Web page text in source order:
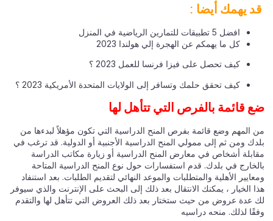
يهمك أيضا :
افضل 5 تطبيقات للتمارين الرياضية في المنزل
كل ما يهمكم عن الهجرة إلي هولندا 2023
كيف تحصل على فيزا فرنسا للعمل 2023 ؟
كيف تحقق حلمك وتسافر إلى الولايات المتحدة الأمريكية 2023 ؟
قائمة بالفرص التي تتأهل لها
المهم وضع قائمة بفرص المنح الدراسية التي تكون مؤهلاً لبدءها من
ومن ثم إلى ممولي المنح الدراسية الأجنبية أو الدولية. قد ترغب في
أشخاص في معارض المنح الدراسية أو زيارة مكاتب الدراسة
في بلدك. قدم استفسارات حول نوع المنح الدراسية المتاحة
الأهلية والمتطلبات والموعد النهائي لتقديم الطلبات. بعد استنفاد
الخيار ، يمكنك الانتقال بعد ذلك إلى البحث على الإنترنت والذي سيوفر
عدة عروض من حيث ستختار بعد ذلك العروض التي تتأهل لها والتقدم
لذلك. منحه دراسيه